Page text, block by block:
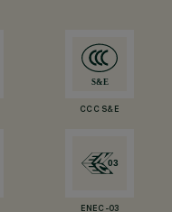
CCC S&E
ENEC-03